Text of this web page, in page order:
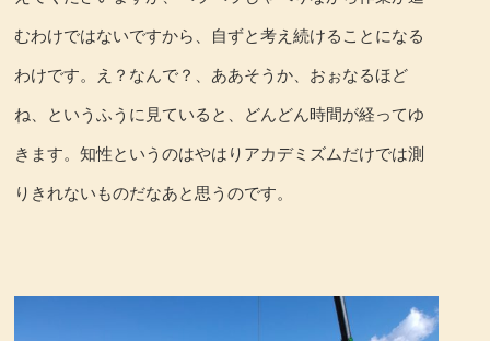
むわけではないですから、自ずと考え続けることになる
わけです。え？なんで？、ああそうか、おぉなるほど
ね、というふうに見ていると、どんどん時間が経ってゆ
きます。知性というのはやはりアカデミズムだけでは測
りきれないものだなあと思うのです。